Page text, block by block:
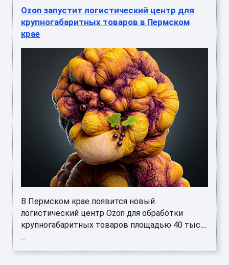
Ozon запустит логистический центр для
крупногабаритных товаров в Пермском
крае
В Пермском крае появится новый
логистический центр Ozon для обработки
крупногабаритных товаров площадью 40 тыс....
...